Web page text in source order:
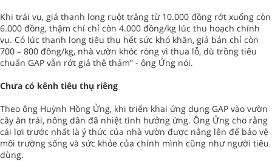
Khi trái vụ, giá thanh long ruột trắng từ 10.000 đồng rớt xuống còn
6.000 đồng, thậm chí chỉ còn 4.000 đồng/kg lúc thu hoạch chính
vụ. Có lúc thanh long tiêu thụ hết sức khó khăn, giá bán chỉ còn
700 – 800 đồng/kg, nhà vườn khóc ròng vì thua lỗ, dù trồng tiêu
chuẩn GAP vẫn rớt giá thê thảm” - ông Ửng nói.
Chưa có kênh tiêu thụ riêng
Theo ông Huỳnh Hồng Ửng, khi triển khai ứng dụng GAP vào vườn
cây ăn trái, nông dân đã nhiệt tình hưởng ứng. Ông Ửng cho rằng
cái lợi trước nhất là ý thức của nhà vườn được nâng lên để bảo vệ
môi trường sống và sức khỏe của chính mình cũng như người tiêu
dùng.